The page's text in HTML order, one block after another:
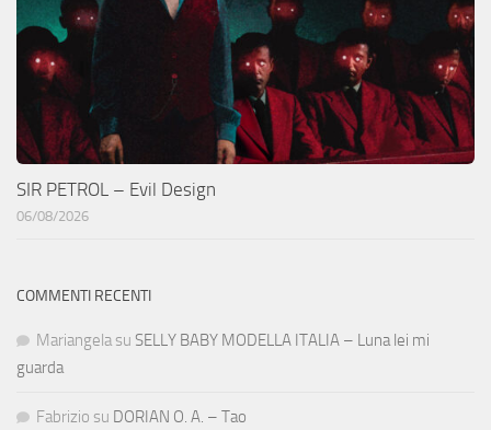
SIR PETROL – Evil Design
06/08/2026
COMMENTI RECENTI
Mariangela su SELLY BABY MODELLA ITALIA – Luna lei mi
guarda
Fabrizio su DORIAN O. A. – Tao